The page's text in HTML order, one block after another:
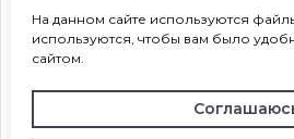
На данном сайте используются
используются, чтобы вам было
сайтом.